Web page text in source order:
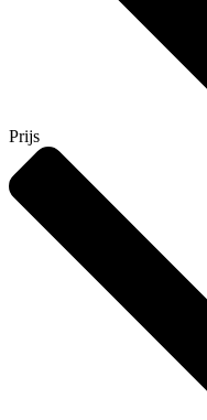
Prijs